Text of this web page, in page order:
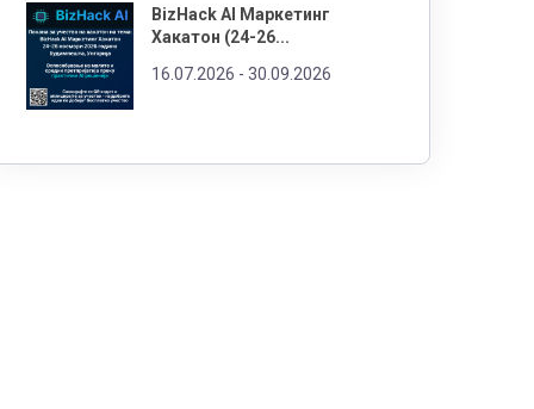
BizHack AI Маркетинг
Хакатон (24-26...
16.07.2026 - 30.09.2026